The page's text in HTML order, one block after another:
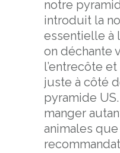
notre
introduit la
essentielle à
on déchante
l’entrecôte
juste à côté
pyramide
manger
animales